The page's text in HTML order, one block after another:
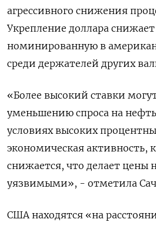
агрессивного снижения
Укрепление доллара снижает
номинированную в
среди держателей других
«Более высокий ставки
уменьшению спроса на
условиях высоких
экономическая активность,
снижается, что делает цены
уязвимыми», - отметила
США находятся «на